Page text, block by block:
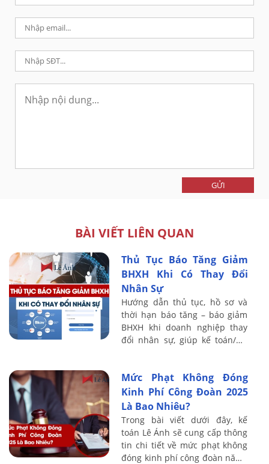
GỬI
BÀI VIẾT LIÊN QUAN
Thủ Tục Báo Tăng Giảm
BHXH Khi Có Thay Đổi
Nhân Sự
Hướng dẫn thủ tục, hồ sơ và
thời hạn báo tăng – báo giảm
BHXH khi doanh nghiệp thay
đổi nhân sự, giúp kế toán/HR
Mức Phạt Không Đóng
Kinh Phí Công Đoàn 2025
Là Bao Nhiêu?
Trong bài viết dưới đây, kế
toán Lê Ánh sẽ cung cấp thông
tin chi tiết về mức phạt không
đóng kinh phí công đoàn năm ,